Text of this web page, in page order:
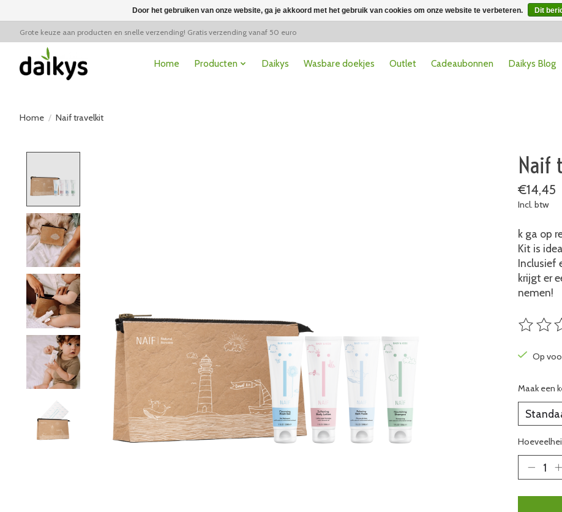
Grote keuze aan producten en snelle verzending! Gratis verzending vanaf 50 euro
Home Producten Daikys Wasbare doekjes Outlet Cadeaubonnen Daikys Blog
Home / Naif travelkit
Naif
€14,45
Incl. btw
k ga op
Kit is
Inclusief
krijgt er
nemen!
De
Op
Maak een
Door het gebruiken van onze website, ga je akkoord met het gebruik van cookies om onze website te verbeteren. Dit